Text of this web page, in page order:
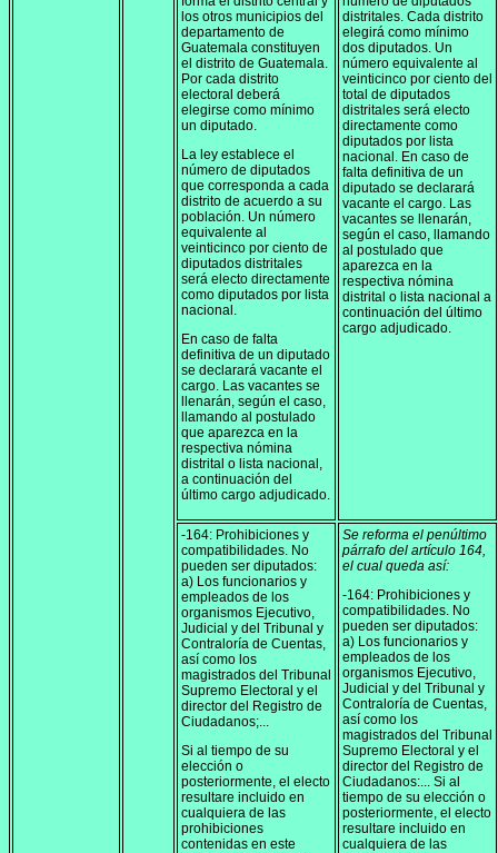
los otros municipios del
departamento de
Guatemala constituyen
el distrito de Guatemala.
Por cada distrito
electoral deberá
elegirse como mínimo
un diputado.
La ley establece el
número de diputados
que corresponda a cada
distrito de acuerdo a su
población. Un número
equivalente al
veinticinco por ciento de
diputados distritales
será electo directamente
como diputados por lista
nacional.
En caso de falta
definitiva de un diputado
se declarará vacante el
cargo. Las vacantes se
llenarán, según el caso,
llamando al postulado
que aparezca en la
respectiva nómina
distrital o lista nacional,
a continuación del
último cargo adjudicado.
distritales. Cada distrito
elegirá como mínimo
dos diputados. Un
número equivalente al
veinticinco por ciento del
total de diputados
distritales será electo
directamente como
diputados por lista
nacional. En caso de
falta definitiva de un
diputado se declarará
vacante el cargo. Las
vacantes se llenarán,
según el caso, llamando
al postulado que
aparezca en la
respectiva nómina
distrital o lista nacional a
continuación del último
cargo adjudicado.
-164: Prohibiciones y
compatibilidades. No
pueden ser diputados:
a) Los funcionarios y
empleados de los
organismos Ejecutivo,
Judicial y del Tribunal y
Contraloría de Cuentas,
así como los
magistrados del Tribunal
Supremo Electoral y el
director del Registro de
Ciudadanos;...
Si al tiempo de su
elección o
posteriormente, el electo
resultare incluido en
cualquiera de las
prohibiciones
contenidas en este
Se reforma el penúltimo
párrafo del artículo 164,
el cual queda así:
-164: Prohibiciones y
compatibilidades. No
pueden ser diputados:
a) Los funcionarios y
empleados de los
organismos Ejecutivo,
Judicial y del Tribunal y
Contraloría de Cuentas,
así como los
magistrados del Tribunal
Supremo Electoral y el
director del Registro de
Ciudadanos:... Si al
tiempo de su elección o
posteriormente, el electo
resultare incluido en
cualquiera de las